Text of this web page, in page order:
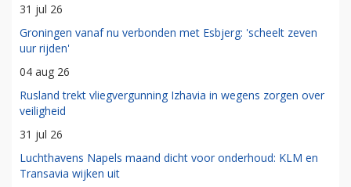
31 jul 26
Groningen vanaf nu verbonden met Esbjerg: 'scheelt zeven
uur rijden'
04 aug 26
Rusland trekt vliegvergunning Izhavia in wegens zorgen over
veiligheid
31 jul 26
Luchthavens Napels maand dicht voor onderhoud: KLM en
Transavia wijken uit